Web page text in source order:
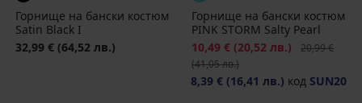
Горнище на бански костюм
Satin Black I
32,99 € (64,52 лв.)
Горнище на бански костюм
PINK STORM Salty Pearl
Намаление
10,49 € (20,52 лв.)
20,99 €
(41,05 лв.)
8,39 € (16,41 лв.) код SUN20